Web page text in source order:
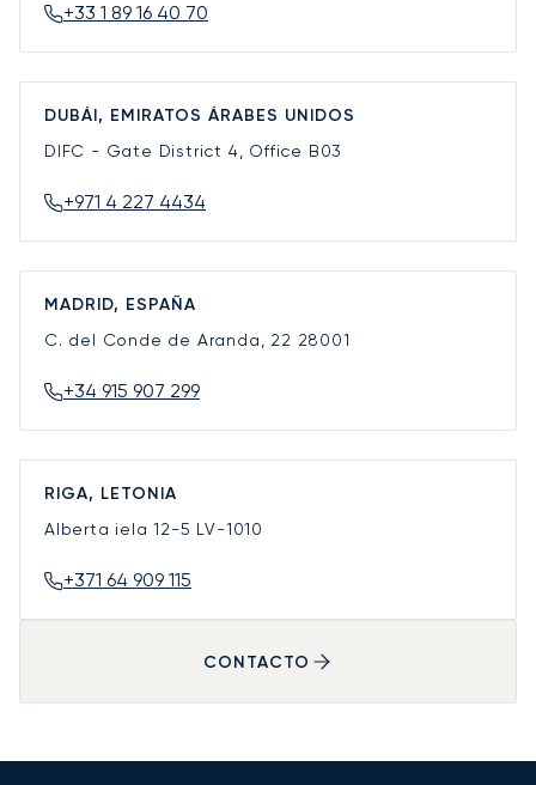
+33 1 89 16 40 70
DUBÁI, EMIRATOS ÁRABES UNIDOS
DIFC - Gate District 4, Office B03
+971 4 227 4434
MADRID, ESPAÑA
C. del Conde de Aranda, 22 28001
+34 915 907 299
RIGA, LETONIA
Alberta iela 12-5 LV-1010
+371 64 909 115
CONTACTO